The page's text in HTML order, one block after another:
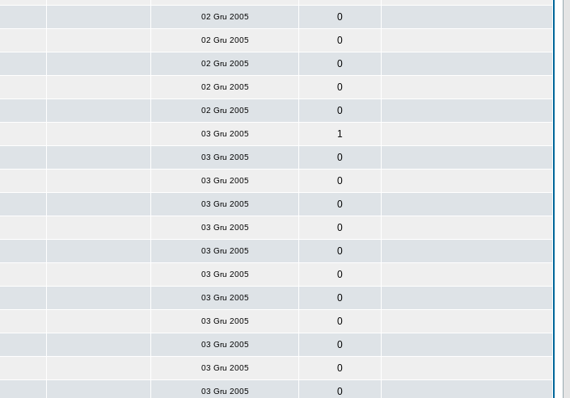
02 Gru 2005 0
02 Gru 2005 0
02 Gru 2005 0
02 Gru 2005 0
02 Gru 2005 0
03 Gru 2005 1
03 Gru 2005 0
03 Gru 2005 0
03 Gru 2005 0
03 Gru 2005 0
03 Gru 2005 0
03 Gru 2005 0
03 Gru 2005 0
03 Gru 2005 0
03 Gru 2005 0
03 Gru 2005 0
03 Gru 2005 0